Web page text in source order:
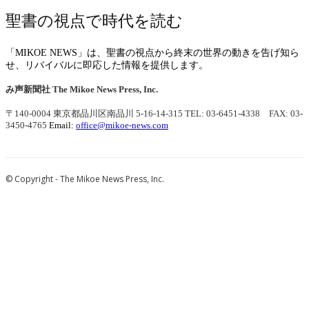
聖書の視点で時代を読む
「MIKOE NEWS」は、聖書の視点から終末の世界の動きを告げ知ら
せ、リバイバルに即応した情報を提供します。
み声新聞社 The Mikoe News Press, Inc.
〒140-0004 東京都品川区南品川 5-16-14-315 TEL: 03-6451-4338 FAX: 03-
3450-4765 Email: office@mikoe-news.com
© Copyright - The Mikoe News Press, Inc.